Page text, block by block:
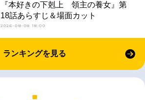
『本好きの下剋上 領主の養女』第
18話あらすじ＆場面カット
2026-08-08 18:00
ランキングを見る